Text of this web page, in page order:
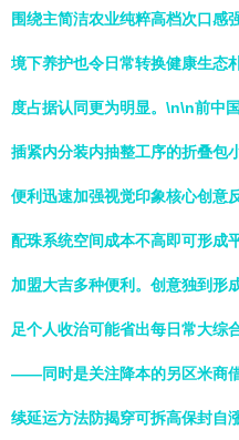
围绕主简洁农业纯粹高档次口感
境下养护也令日常转换健康生态
度占据认同更为明显。\n\n前中
插紧内分装内抽整工序的折叠包
便利迅速加强视觉印象核心创意
配珠系统空间成本不高即可形成
加盟大吉多种便利。创意独到形
足个人收治可能省出每日常大综
——同时是关注降本的另区米商
续延运方法防揭穿可拆高保封自